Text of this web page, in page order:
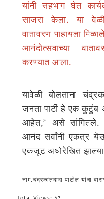
यांनी सहभाग घेत
साजरा केला. या वेळी
वातावरण पाहायला
आनंदोत्सवाच्या
करण्यात आला.
यावेळी बोलताना
जनता पार्टी हे एक कुटुंब
आहेत,” असे सांगितले.
आनंद सर्वांनी एकत्र
एकजूट अधोरेखित
नाम.चंद्रकांतदादा पाटील यांचा